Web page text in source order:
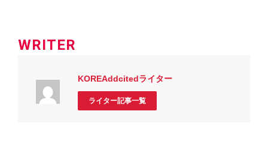
WRITER
KOREAddcitedライター
ライター記事一覧